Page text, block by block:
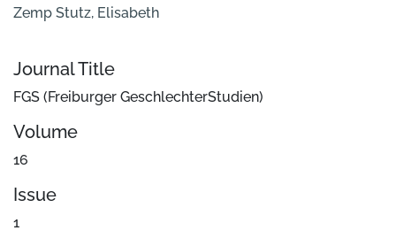
Zemp Stutz, Elisabeth
Journal Title
FGS (Freiburger GeschlechterStudien)
Volume
16
Issue
1